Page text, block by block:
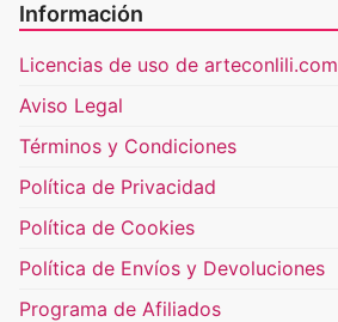
Información
Licencias de uso de arteconlili.com
Aviso Legal
Términos y Condiciones
Política de Privacidad
Política de Cookies
Política de Envíos y Devoluciones
Programa de Afiliados